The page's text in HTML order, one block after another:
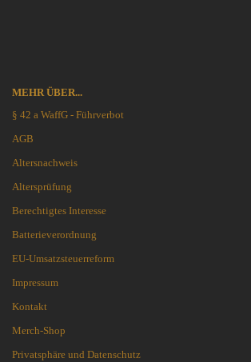
MEHR ÜBER...
§ 42 a WaffG - Führverbot
AGB
Altersnachweis
Altersprüfung
Berechtigtes Interesse
Batterieverordnung
EU-Umsatzsteuerreform
Impressum
Kontakt
Merch-Shop
Privatsphäre und Datenschutz